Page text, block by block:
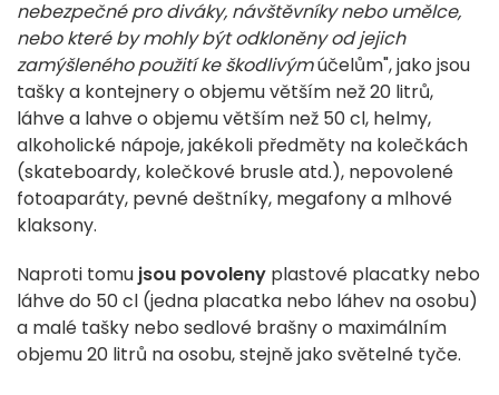
nebezpečné pro diváky, návštěvníky nebo umělce,
nebo které by mohly být odkloněny od jejich
zamýšleného použití ke škodlivýmúčelům", jako jsou
tašky a kontejnery o objemu větším než 20 litrů,
láhve a lahve o objemu větším než 50 cl, helmy,
alkoholické nápoje, jakékoli předměty na kolečkách
(skateboardy, kolečkové brusle atd.), nepovolené
fotoaparáty, pevné deštníky, megafony a mlhové
klaksony.
Naproti tomu jsou povoleny plastové placatky nebo
láhve do 50 cl (jedna placatka nebo láhev na osobu)
a malé tašky nebo sedlové brašny o maximálním
objemu 20 litrů na osobu, stejně jako světelné tyče.